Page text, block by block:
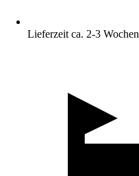
Lieferzeit ca. 2-3 Wochen